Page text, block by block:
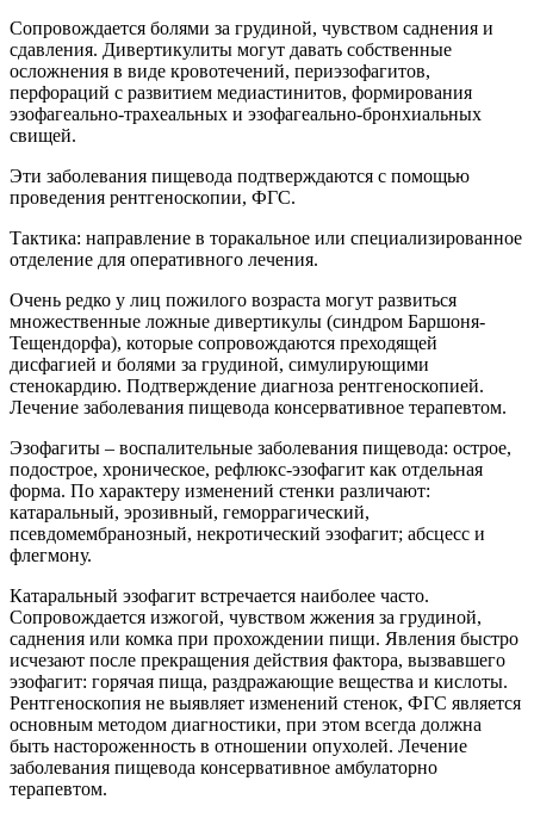
Сопровождается болями за грудиной, чувством саднения и
сдавления. Дивертикулиты могут давать собственные
осложнения в виде кровотечений, периэзофагитов,
перфораций с развитием медиастинитов, формирования
эзофагеально-трахеальных и эзофагеально-бронхиальных
свищей.
Эти заболевания пищевода подтверждаются с помощью
проведения рентгеноскопии, ФГС.
Тактика: направление в торакальное или специализированное
отделение для оперативного лечения.
Очень редко у лиц пожилого возраста могут развиться
множественные ложные дивертикулы (синдром Баршоня-
Тещендорфа), которые сопровождаются преходящей
дисфагией и болями за грудиной, симулирующими
стенокардию. Подтверждение диагноза рентгеноскопией.
Лечение заболевания пищевода консервативное терапевтом.
Эзофагиты – воспалительные заболевания пищевода: острое,
подострое, хроническое, рефлюкс-эзофагит как отдельная
форма. По характеру изменений стенки различают:
катаральный, эрозивный, геморрагический,
псевдомембранозный, некротический эзофагит; абсцесс и
флегмону.
Катаральный эзофагит встречается наиболее часто.
Сопровождается изжогой, чувством жжения за грудиной,
саднения или комка при прохождении пищи. Явления быстро
исчезают после прекращения действия фактора, вызвавшего
эзофагит: горячая пища, раздражающие вещества и кислоты.
Рентгеноскопия не выявляет изменений стенок, ФГС является
основным методом диагностики, при этом всегда должна
быть настороженность в отношении опухолей. Лечение
заболевания пищевода консервативное амбулаторно
терапевтом.